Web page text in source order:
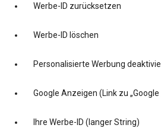
Werbe-ID zurücksetzen
Werbe-ID löschen
Personalisierte Werbung
Google Anzeigen (Link zu
Ihre Werbe-ID (langer String)